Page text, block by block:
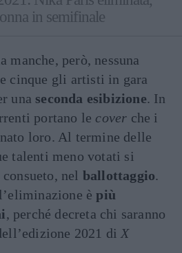
in semifinale
però, nessuna
cinque gli artisti in gara
una seconda esibizione. In
portano le cover che i
loro. Al termine delle
talenti meno votati si
nel ballottaggio.
èpiù
, perché decreta chi saranno
2021 di X